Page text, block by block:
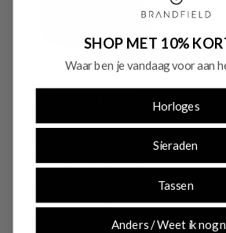
Uitverkocht
Brand
The Chesterfield Brand Birmingham
Cognac Leather Crossbody bag
€ 89,95
SHOP MET 10%
Waar ben je vandaag voor aan
Horloges
Sieraden
Tassen
Anders / Weet ik nog